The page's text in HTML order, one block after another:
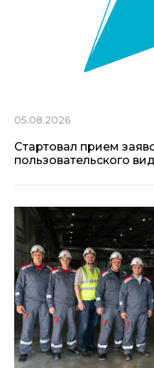
05.08.2026
Стартовал прием
пользовательского